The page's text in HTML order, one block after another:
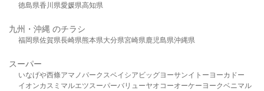
徳島県香川県愛媛県高知県
九州・沖縄 のチラシ
福岡県佐賀県長崎県熊本県大分県宮崎県鹿児島県沖縄県
スーパー
いなげや西條アマノパークスベイシア ビッグヨーサンイトーヨーカドー
イオンカスミ マルエツスーパーバリューヤオコーオーケー ヨークベニマル